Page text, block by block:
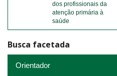
dos profissionais da
atenção primária à
saúde
Busca facetada
Orientador